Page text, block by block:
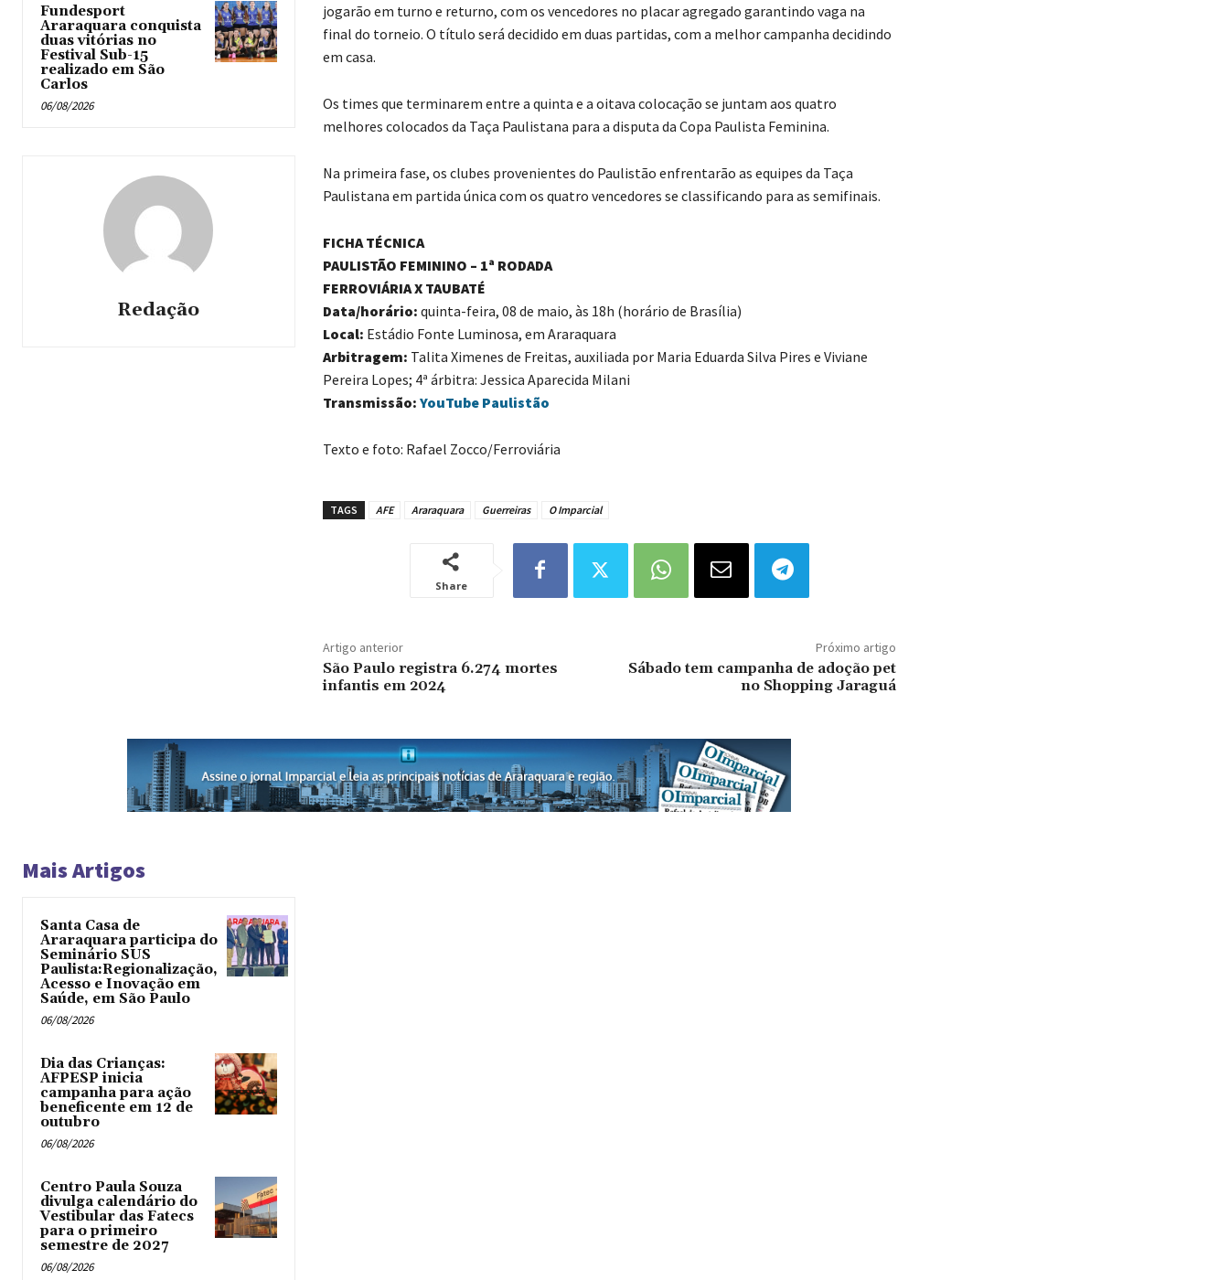
Fundesport
Araraquara conquista
duas vitórias no
Festival Sub-15
realizado em São
Carlos
06/08/2026
Redação
jogarão em turno e returno, com os vencedores no placar agregado garantindo vaga na
final do torneio. O título será decidido em duas partidas, com a melhor campanha decidindo
em casa.
Os times que terminarem entre a quinta e a oitava colocação se juntam aos quatro
melhores colocados da Taça Paulistana para a disputa da Copa Paulista Feminina.
Na primeira fase, os clubes provenientes do Paulistão enfrentarão as equipes da Taça
Paulistana em partida única com os quatro vencedores se classificando para as semifinais.
FICHA TÉCNICA
PAULISTÃO FEMININO – 1ª RODADA
FERROVIÁRIA X TAUBATÉ
Data/horário: quinta-feira, 08 de maio, às 18h (horário de Brasília)
Local: Estádio Fonte Luminosa, em Araraquara
Arbitragem: Talita Ximenes de Freitas, auxiliada por Maria Eduarda Silva Pires e Viviane
Pereira Lopes; 4ª árbitra: Jessica Aparecida Milani
Transmissão: YouTube Paulistão
Texto e foto: Rafael Zocco/Ferroviária
TAGS AFE Araraquara Guerreiras O Imparcial
Share
Artigo anterior
São Paulo registra 6.274 mortes
infantis em 2024
Próximo artigo
Sábado tem campanha de adoção pet
no Shopping Jaraguá
Mais Artigos
Santa Casa de
Araraquara participa do
Seminário SUS
Paulista:Regionalização,
Acesso e Inovação em
Saúde, em São Paulo
06/08/2026
Dia das Crianças:
AFPESP inicia
campanha para ação
beneficente em 12 de
outubro
06/08/2026
Centro Paula Souza
divulga calendário do
Vestibular das Fatecs
para o primeiro
semestre de 2027
06/08/2026